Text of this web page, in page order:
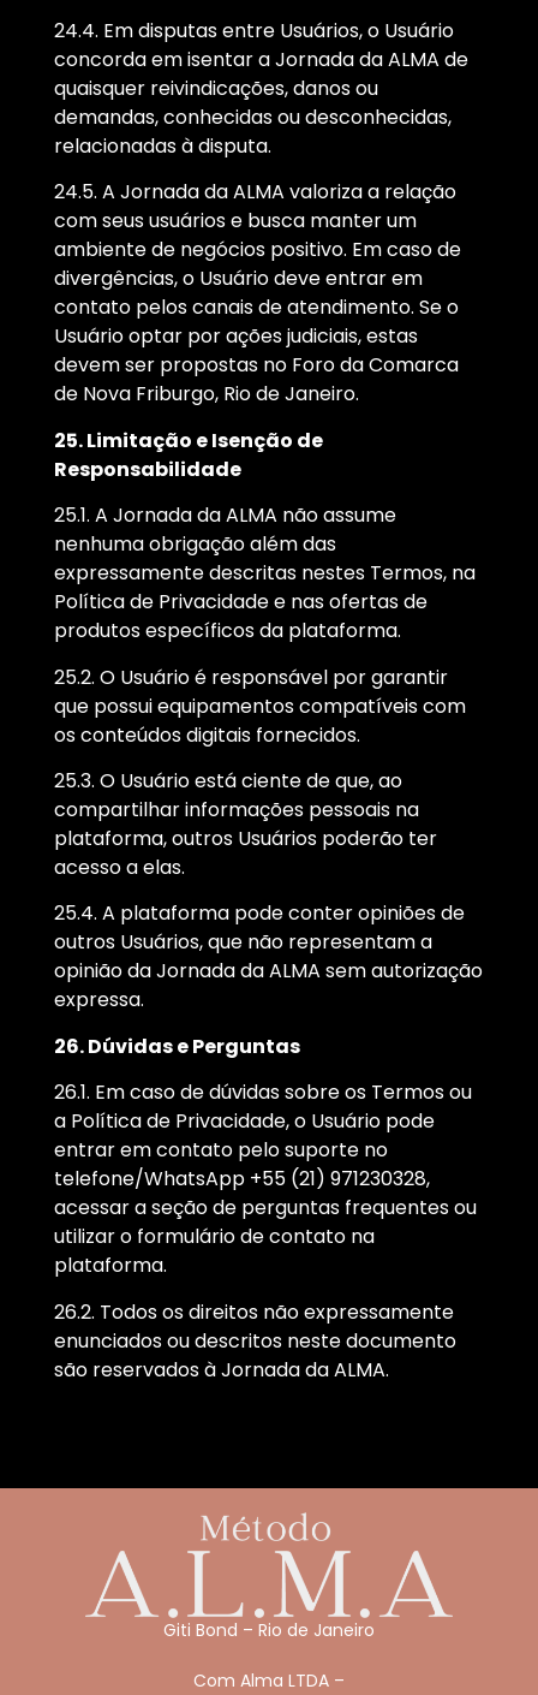
24.4. Em disputas entre Usuários, o Usuário
concorda em isentar a Jornada da ALMA de
quaisquer reivindicações, danos ou
demandas, conhecidas ou desconhecidas,
relacionadas à disputa.
24.5. A Jornada da ALMA valoriza a relação
com seus usuários e busca manter um
ambiente de negócios positivo. Em caso de
divergências, o Usuário deve entrar em
contato pelos canais de atendimento. Se o
Usuário optar por ações judiciais, estas
devem ser propostas no Foro da Comarca
de Nova Friburgo, Rio de Janeiro.
25. Limitação e Isenção de
Responsabilidade
25.1. A Jornada da ALMA não assume
nenhuma obrigação além das
expressamente descritas nestes Termos, na
Política de Privacidade e nas ofertas de
produtos específicos da plataforma.
25.2. O Usuário é responsável por garantir
que possui equipamentos compatíveis com
os conteúdos digitais fornecidos.
25.3. O Usuário está ciente de que, ao
compartilhar informações pessoais na
plataforma, outros Usuários poderão ter
acesso a elas.
25.4. A plataforma pode conter opiniões de
outros Usuários, que não representam a
opinião da Jornada da ALMA sem autorização
expressa.
26. Dúvidas e Perguntas
26.1. Em caso de dúvidas sobre os Termos ou
a Política de Privacidade, o Usuário pode
entrar em contato pelo suporte no
telefone/WhatsApp +55 (21) 971230328,
acessar a seção de perguntas frequentes ou
utilizar o formulário de contato na
plataforma.
26.2. Todos os direitos não expressamente
enunciados ou descritos neste documento
são reservados à Jornada da ALMA.
Giti Bond – Rio de Janeiro
Com Alma LTDA –